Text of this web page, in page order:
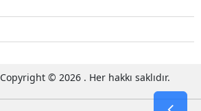
Copyright © 2026 . Her hakkı saklıdır.